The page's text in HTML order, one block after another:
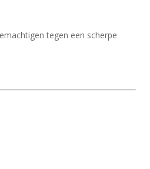
tegen een scherpe